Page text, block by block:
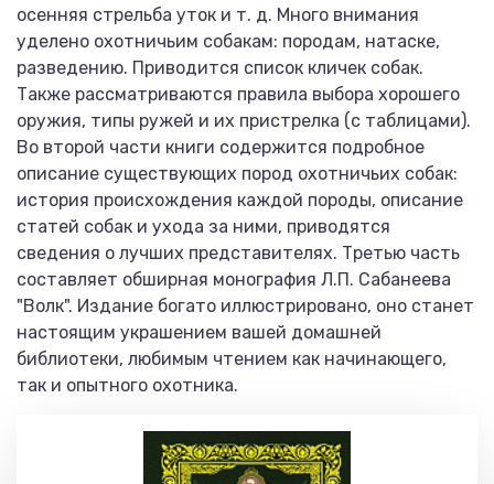
осенняя стрельба уток и т. д. Много внимания
уделено охотничьим собакам: породам, натаске,
разведению. Приводится список кличек собак.
Также рассматриваются правила выбора хорошего
оружия, типы ружей и их пристрелка (с таблицами).
Во второй части книги содержится подробное
описание существующих пород охотничьих собак:
история происхождения каждой породы, описание
статей собак и ухода за ними, приводятся
сведения о лучших представителях. Третью часть
составляет обширная монография Л.П. Сабанеева
"Волк". Издание богато иллюстрировано, оно станет
настоящим украшением вашей домашней
библиотеки, любимым чтением как начинающего,
так и опытного охотника.